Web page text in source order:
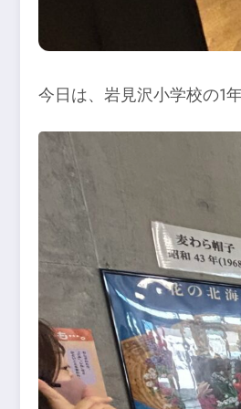
今日は、岩見沢小学校の1